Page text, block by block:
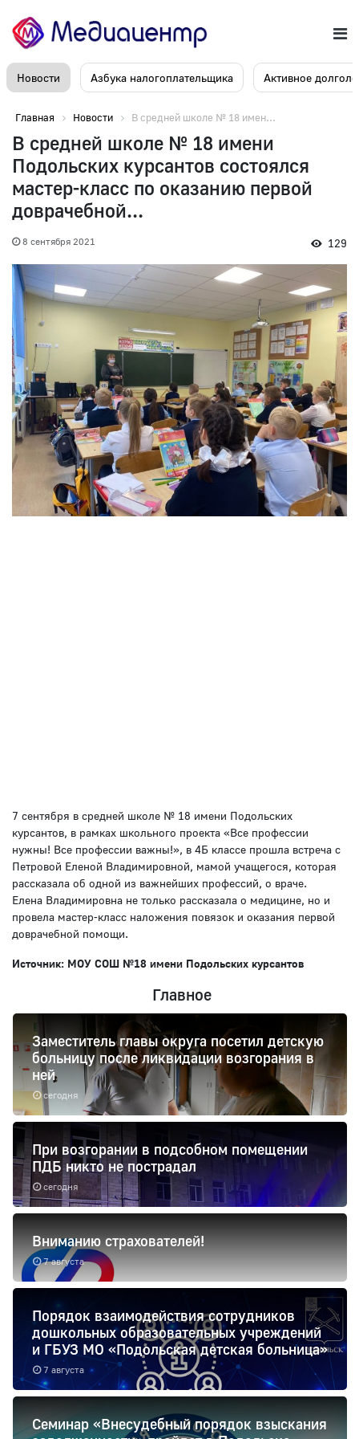
Новости Азбука налогоплательщика Активное
Главная Новости В средней школе № 18 имен...
В средней школе № 18 имени
Подольских курсантов состоялся
мастер-класс по оказанию первой
доврачебной...
8 сентября 2021 129
7 сентября в средней школе № 18 имени Подольских
курсантов, в рамках школьного проекта «Все профессии
нужны! Все профессии важны!», в 4Б классе прошла встреча с
Петровой Еленой Владимировной, мамой учащегося, которая
рассказала об одной из важнейших профессий, о враче.
Елена Владимировна не только рассказала о медицине, но и
провела мастер-класс наложения повязок и оказания первой
доврачебной помощи.
Источник: МОУ СОШ №18 имени Подольских курсантов
Главное
сегодня
Заместитель главы округа посетил детскую
больницу после ликвидации возгорания в
ней
сегодня
При возгорании в подсобном помещении
ПДБ никто не пострадал
7 августа
Вниманию страхователей!
7 августа
Порядок взаимодействия сотрудников
дошкольных образовательных учреждений
и ГБУЗ МО «Подольская детская больница»
Семинар «Внесудебный порядок взыскания